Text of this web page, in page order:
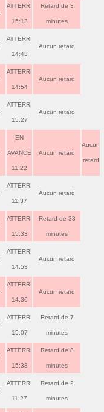
ATTERRI
15:13
Retard de 3
minutes
ATTERRI
14:43
Aucun retard
ATTERRI
14:54
Aucun retard
ATTERRI
15:27
Aucun retard
EN
AVANCE
11:22
Aucun retard
Aucun
retard
ATTERRI
11:37
Aucun retard
ATTERRI
15:33
Retard de 33
minutes
ATTERRI
14:53
Aucun retard
ATTERRI
14:36
Aucun retard
ATTERRI
15:07
Retard de 7
minutes
ATTERRI
15:38
Retard de 8
minutes
ATTERRI
11:27
Retard de 2
minutes